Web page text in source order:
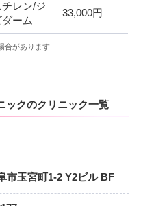
チレン/ジ
ダーム
33,000円
合があります
ックのクリニック一覧
市玉宮町1-2 Y2ビル BF